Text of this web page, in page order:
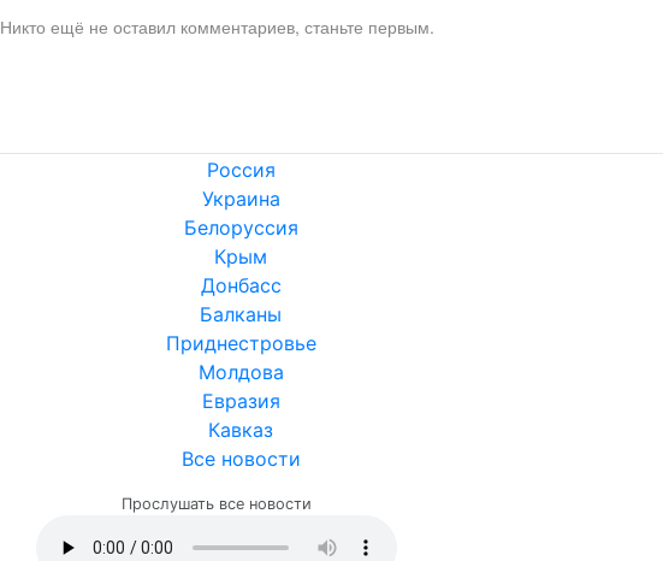
Никто ещё не оставил комментариев, станьте первым.
Россия
Украина
Белоруссия
Крым
Донбасс
Балканы
Приднестровье
Молдова
Евразия
Кавказ
Все новости
Прослушать все новости